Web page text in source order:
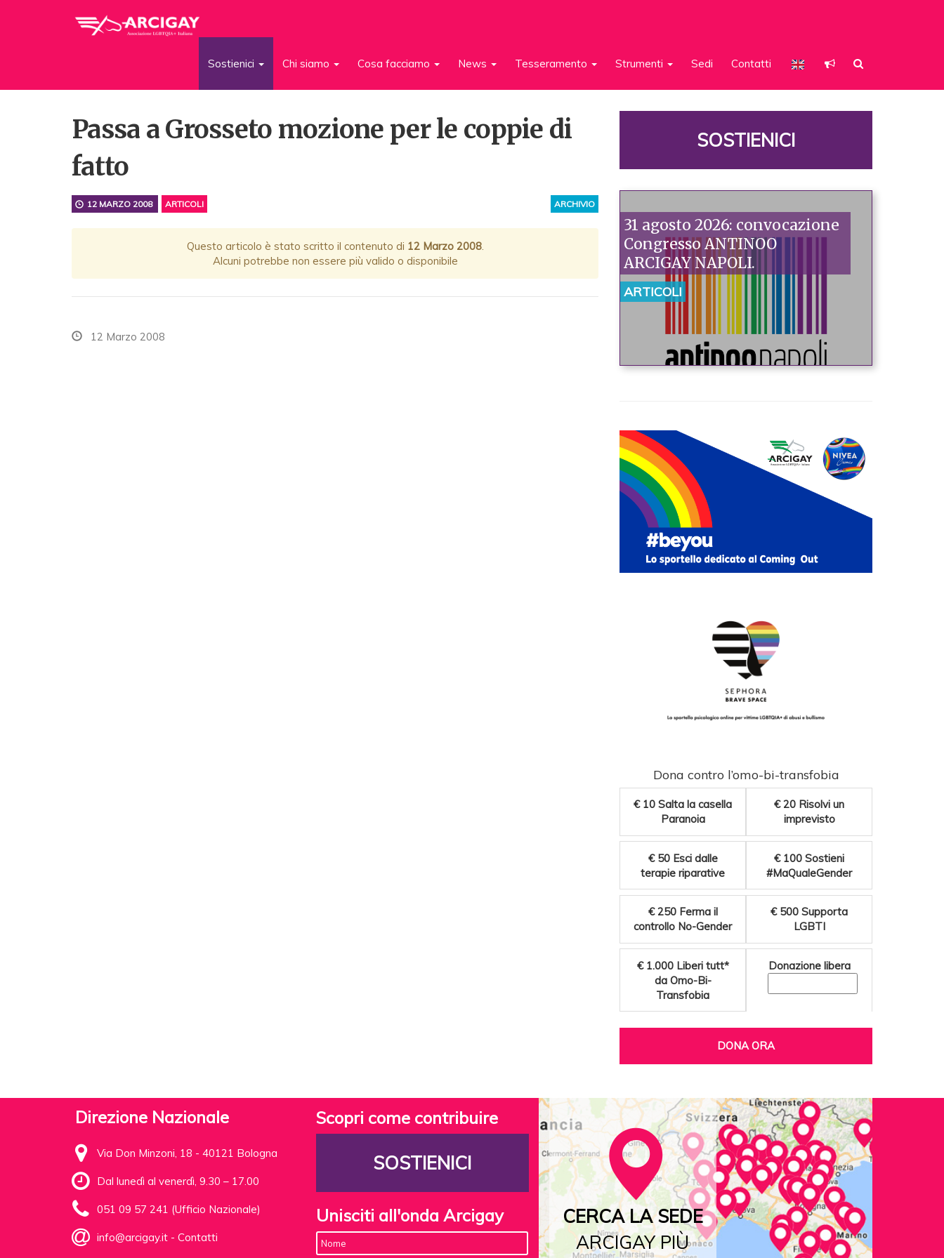
Sostienici Chi siamo Cosa facciamo News Tesseramento Strumenti Sedi Contatti
Passa a Grosseto mozione per le coppie di
fatto
ARCHIVIO
12 MARZO 2008 ARTICOLI
Questo articolo è stato scritto il contenuto di 12 Marzo 2008.
Alcuni potrebbe non essere più valido o disponibile
12 Marzo 2008
SOSTIENICI
31 agosto 2026: convocazione
Congresso ANTINOO
ARCIGAY NAPOLI.
ARTICOLI
Dona contro l’omo-bi-transfobia
€ 10 Salta la casella
Paranoia
€ 20 Risolvi un
imprevisto
€ 50 Esci dalle
terapie riparative
€ 100 Sostieni
#MaQualeGender
€ 250 Ferma il
controllo No-Gender
€ 500 Supporta
LGBTI
€ 1.000 Liberi tutt*
da Omo-Bi-
Transfobia
Donazione libera
DONA ORA
Direzione Nazionale
Via Don Minzoni, 18 - 40121 Bologna
Dal lunedì al venerdì, 9.30 – 17.00
051 09 57 241 (Ufficio Nazionale)
info@arcigay.it - Contatti
Scopri come contribuire
SOSTIENICI
Unisciti all'onda Arcigay
CERCA LA SEDE
ARCIGAY PIÙ